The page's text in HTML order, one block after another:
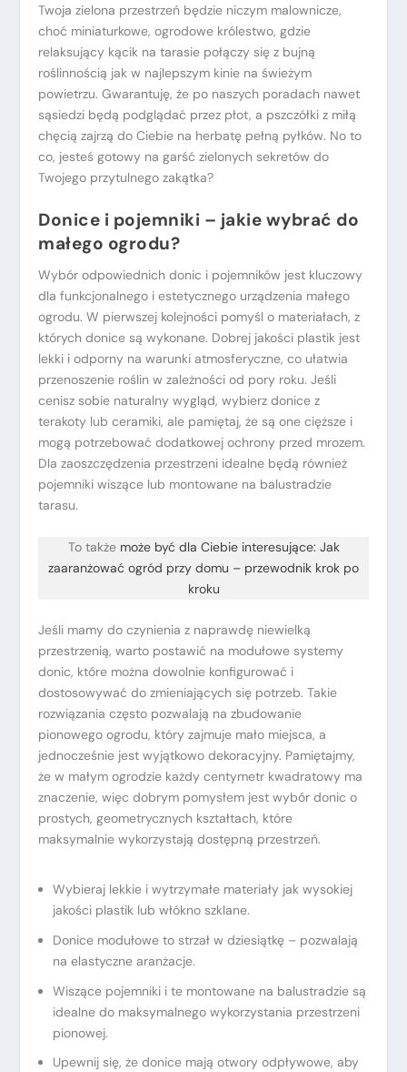
Twoja zielona przestrzeń będzie niczym malownicze,
choć miniaturkowe, ogrodowe królestwo, gdzie
relaksujący kącik na tarasie połączy się z bujną
roślinnością jak w najlepszym kinie na świeżym
powietrzu. Gwarantuję, że po naszych poradach nawet
sąsiedzi będą podglądać przez płot, a pszczółki z miłą
chęcią zajrzą do Ciebie na herbatę pełną pyłków. No to
co, jesteś gotowy na garść zielonych sekretów do
Twojego przytulnego zakątka?
Donice i pojemniki – jakie wybrać do
małego ogrodu?
Wybór odpowiednich donic i pojemników jest kluczowy
dla funkcjonalnego i estetycznego urządzenia małego
ogrodu. W pierwszej kolejności pomyśl o materiałach, z
których donice są wykonane. Dobrej jakości plastik jest
lekki i odporny na warunki atmosferyczne, co ułatwia
przenoszenie roślin w zależności od pory roku. Jeśli
cenisz sobie naturalny wygląd, wybierz donice z
terakoty lub ceramiki, ale pamiętaj, że są one cięższe i
mogą potrzebować dodatkowej ochrony przed mrozem.
Dla zaoszczędzenia przestrzeni idealne będą również
pojemniki wiszące lub montowane na balustradzie
tarasu.
To także może być dla Ciebie interesujące: Jak
zaaranżować ogród przy domu – przewodnik krok po
kroku
Jeśli mamy do czynienia z naprawdę niewielką
przestrzenią, warto postawić na modułowe systemy
donic, które można dowolnie konfigurować i
dostosowywać do zmieniających się potrzeb. Takie
rozwiązania często pozwalają na zbudowanie
pionowego ogrodu, który zajmuje mało miejsca, a
jednocześnie jest wyjątkowo dekoracyjny. Pamiętajmy,
że w małym ogrodzie każdy centymetr kwadratowy ma
znaczenie, więc dobrym pomysłem jest wybór donic o
prostych, geometrycznych kształtach, które
maksymalnie wykorzystają dostępną przestrzeń.
Wybieraj lekkie i wytrzymałe materiały jak wysokiej
jakości plastik lub włókno szklane.
Donice modułowe to strzał w dziesiątkę – pozwalają
na elastyczne aranżacje.
Wiszące pojemniki i te montowane na balustradzie są
idealne do maksymalnego wykorzystania przestrzeni
pionowej.
Upewnij się, że donice mają otwory odpływowe, aby